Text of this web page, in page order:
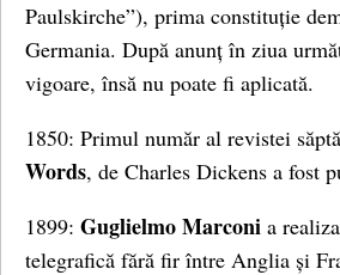
Paulskirche”), prima constituție
Germania. După anunț în ziua
vigoare, însă nu poate fi aplicată.
1850: Primul număr al revistei
Words, de Charles Dickens a fost
1899: Guglielmo Marconi a
telegrafică fără fir între Anglia și